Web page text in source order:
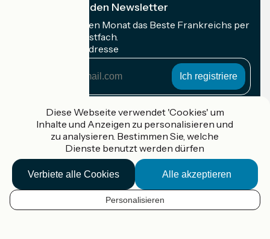
DE
Ich abonniere den Newsletter
Erhalten Sie jeden Monat das Beste Frankreichs per
Rad in Ihrem Postfach.
Meine E-Mail-Adresse
Adresse
Gefördert im Rahmen von Destination France
Accueil Vélo Pro
Kontakt
Rechtliche Informationen
Diese Webseite verwendet 'Cookies' um
Inhalte und Anzeigen zu personalisieren und
zu analysieren. Bestimmen Sie, welche
Dienste benutzt werden dürfen
Alle akzeptieren
Verbiete alle Cookies
Personalisieren